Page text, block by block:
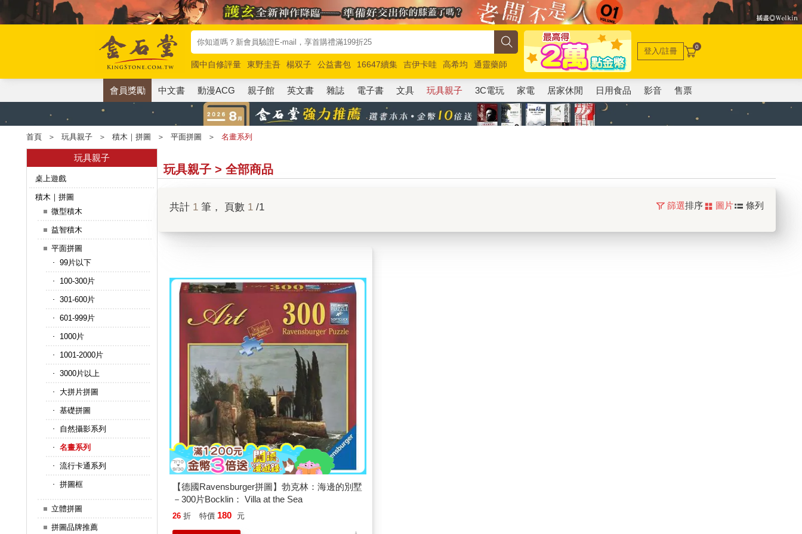
國中自修評量 東野圭吾 楊双子 公益書包 16647續集 吉伊卡哇 高希均
通靈藥師
唯紅花綻放
奧德賽 路邊攤新作 馬斯克 玩具總動員5 超慢跑
登入/註冊 0
會員獎勵 中文書 動漫ACG 親子館 英文書 雜誌 電子書 文具 玩具親子 3C電玩 家電 居家休閒 日用食品 影音 售票
首頁 ＞ 玩具親子 ＞ 積木｜拼圖 ＞ 平面拼圖 ＞ 名畫系列
玩具親子
桌上遊戲
積木｜拼圖
微型積木
益智積木
平面拼圖
99片以下
100-300片
301-600片
601-999片
1000片
1001-2000片
3000片以上
大拼片拼圖
基礎拼圖
自然攝影系列
名畫系列
流行卡通系列
拼圖框
立體拼圖
拼圖品牌推薦
玩具親子 > 全部商品
共計 1 筆， 頁數 1 /1 篩選排序 圖片 條列
【德國Ravensburger拼圖】勃克林：海邊的別墅
－300片Bocklin： Villa at the Sea
26 折 特價 180 元